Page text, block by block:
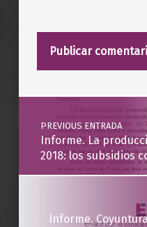
Post navigation
PREVIOUS ENTRADA
Informe. La
2018: los subsidios
Informe.